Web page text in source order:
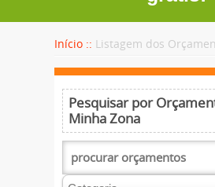
Início :: Listagem dos
Pesquisar por
Minha Zona